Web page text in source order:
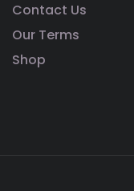
Contact Us
Our Terms
Shop